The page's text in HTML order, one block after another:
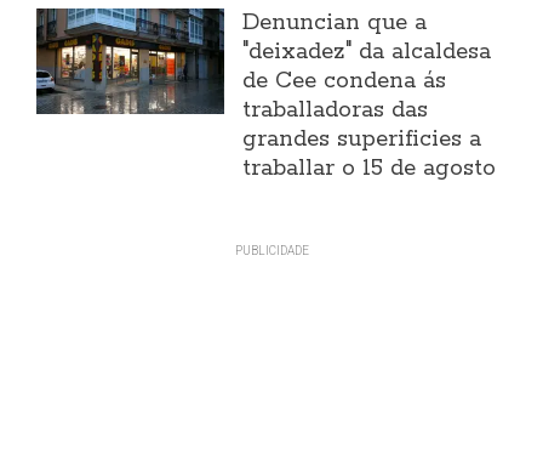
Denuncian que a
"deixadez" da alcaldesa
de Cee condena ás
traballadoras das
grandes superificies a
traballar o 15 de agosto